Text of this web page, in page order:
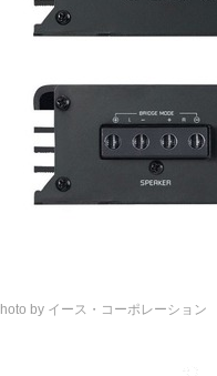
by イース・コーポレーション